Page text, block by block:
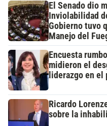
El Senado dio
Inviolabilidad
Gobierno tuvo
Manejo del
Encuesta
midieron el
liderazgo en el
Ricardo
sobre la